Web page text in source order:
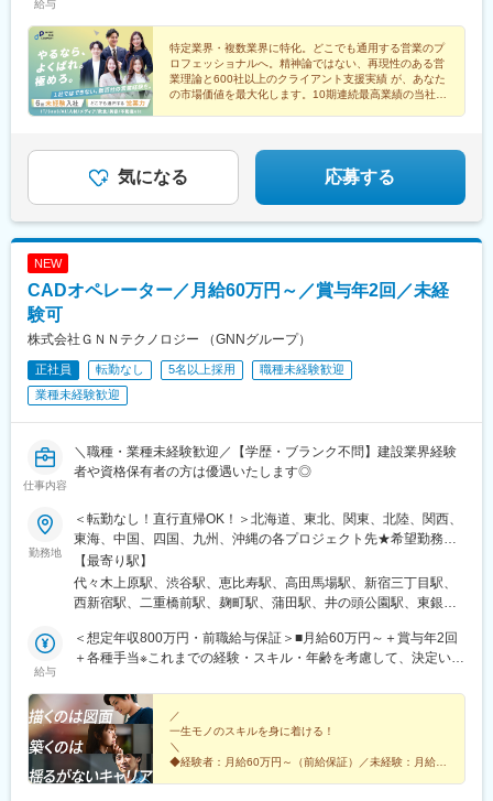
阪府大阪市淀川区西中島5-11-9 新大阪中里ビル3階受動喫煙対
策：あり（屋内禁煙 / 喫煙専用室設置あり)◯広島営業所広島県広
島市中区大手町2-8-1 大手町スクエア8階（B）受動喫煙対策：あ
り（敷地内禁煙）◯福岡営業所福岡県福岡市中央区大名1-2-23 ビ
ジネス・ワンけやき通りビル3階受動喫煙対策：あり（屋内禁煙・
給与
特定業界・複数業界に特化。どこでも通用する営業のプ
ロフェッショナルへ。精神論ではない、再現性のある営
業理論と600社以上のクライアント支援実績 が、あなた
の市場価値を最大化します。10期連続最高業績の当社
気になる 応募する
NEW
CADオペレーター／月給60万円～／賞与年2回／未経
験可
株式会社ＧＮＮテクノロジー （GNNグループ）
正社員 転勤なし 5名以上採用
職種未経験歓迎
業種未経験歓迎
仕事内容
＼職種・業種未経験歓迎／【学歴・ブランク不問】建設業界経験
者や資格保有者の方は優遇いたします◎
勤務地
＜転勤なし！直行直帰OK！＞北海道、東北、関東、北陸、関西、
東海、中国、四国、九州、沖縄の各プロジェクト先★希望勤務
地・通勤時間を考慮いたします！★直行直帰OK★U・Iターン歓
迎！住宅手当あり★転居を伴う転勤はありません北海道東北／青
森県・岩手県・宮城県・秋田県・山形県・福島県関東／東京、神
川、福井、新潟県、長野県、山梨県関西／大阪、京都、滋賀、兵
庫、奈良、和歌山東海／愛知、静岡、三重、岐阜中国・四国／鳥
岡、佐賀、長崎、熊本、大分、宮崎、鹿児島、沖縄＼広島にてビ
ッグプロジェクト始動！／裁量のあるポジションをお任せ◎より
高待遇をご用意しております。ご希望の方は面接にてお気軽にご
質問ください。
【最寄り駅】
代々木上原駅、渋谷駅、恵比寿駅、高田馬場駅、新宿三丁目駅、
西新宿駅、二重橋前駅、麹町駅、蒲田駅、井の頭公園駅、東銀座
船堀駅、押上駅、木場駅(東京都)、清澄白河駅、有楽町駅、豊洲
駅、南砂町駅、三田駅(東京都)、森下駅(東京都)、高輪台駅、新木
駅、テレコムセンター駅、六本木駅、田町駅(東京都)、白金高輪
駅、高輪ゲートウェイ駅、神谷町駅、外苑前駅、国立駅、南新宿
駅、初台駅、千駄ケ谷駅、曙橋駅、国立競技場駅、四谷三丁目
駅、西荻窪駅、富士見ケ丘駅、荻窪駅、神保町駅、淡路町駅、市
ケ谷駅、九段下駅、上野御徒町駅、昭和島駅、池上駅、糀谷駅、
給与
＜想定年収800万円・前職給与保証＞■月給60万円～＋賞与年2回
＋各種手当※これまでの経験・スキル・年齢を考慮して、決定いた
年齢、経験、能力、適性を考慮して、支給額を決定します。ーー
ーーーーーーーーーーーーーーーーーーーーーーーーーーーーー
ーー■未経験者は月給35万円～＋賞与年2回＋各種手当 ※これま
での経験・スキル・年齢を考慮して、決定いたします※残業代は別
途全額支給します。＼勤務地特典！／入社祝い金として別途20万
／
一生モノのスキルを身に着ける！
＼
◆経験者：月給60万円～（前給保証）／未経験：月給